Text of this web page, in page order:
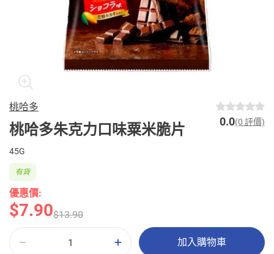
桃哈多
桃哈多朱克力口味粟米脆片 0.0(0 評價)
45G
優惠價:
$7.90$13.90
有貨
加入購物車